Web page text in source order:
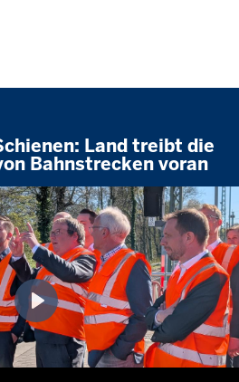
Hauptmenü
Land treibt die
Bahnstrecken voran
Wiedergabe